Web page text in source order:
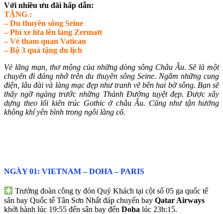
Với nhiều ưu đãi hấp dẫn:
TẶNG :
– Du thuyền sông Seine
– Phí xe lửa lên làng Zermatt
– Vé tham quan Vatican
– Bộ 3 quà tặng du lịch
Vẻ lãng mạn, thơ mộng của những dòng sông Châu Âu. Sẽ là một
chuyến đi đáng nhớ trên du thuyền sông Seine. Ngắm những cung
điện, lâu đài và làng mạc đẹp như tranh vẽ bên hai bờ sông. Bạn sẽ
thấy ngỡ ngàng trước những Thánh Đường tuyệt đẹp. Được xây
dựng theo lối kiến trúc Gothic ở châu Âu. Cũng như tận hưởng
không khí yên bình trong ngôi làng cổ.
NGÀY 01: VIETNAM – DOHA – PARIS
Trưởng đoàn công ty đón Quý Khách tại cột số 05 ga quốc tế
sân bay Quốc tế Tân Sơn Nhất đáp chuyến bay Qatar Airways
khởi hành lúc 19:55 đến sân bay đến Doha lúc 23h:15.